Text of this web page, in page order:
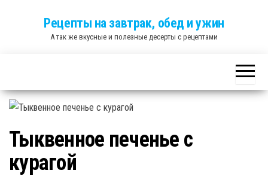
Рецепты на завтрак, обед и ужин
А так же вкусные и полезные десерты с рецептами
Тыквенное печенье с
курагой